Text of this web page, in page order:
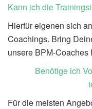
Kann ich die
Hierfür eigenen sich
Coachings. Bring
unsere BPM-
Benötige ich
Für die meisten